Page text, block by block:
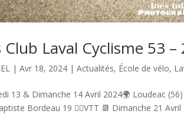
Club Laval Cyclisme 53
|Avr 18, 2024 |Actualités, École de vélo,
13 & Dimanche 14 Avril 2024🌍 Loudeac
Bordeau 19 🚴‍♂️VTT 📆 Dimanche 21